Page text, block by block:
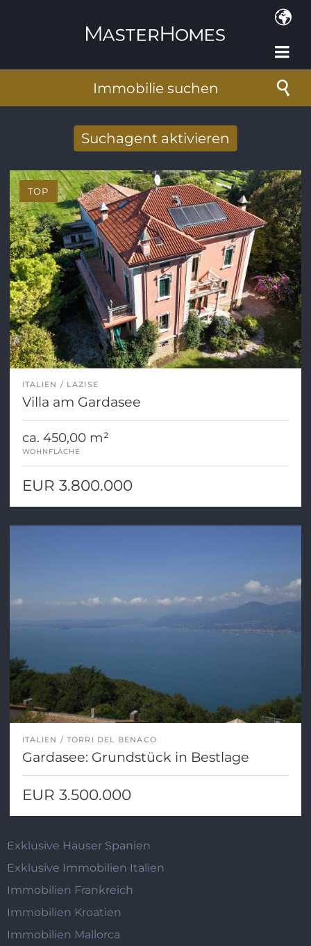
Immobilie suchen
Suchagent aktivieren
E-Mail-Adresse*
ITALIEN LAZISE
Villa am Gardasee
ca. 450,00 m²
WOHNFLÄCHE
EUR 3.800.000
TOP
ITALIEN TORRI DEL BENACO
Gardasee: Grundstück in Bestlage
EUR 3.500.000
Exklusive Häuser Spanien
Exklusive Immobilien Italien
Immobilien Frankreich
Immobilien Kroatien
Immobilien Mallorca